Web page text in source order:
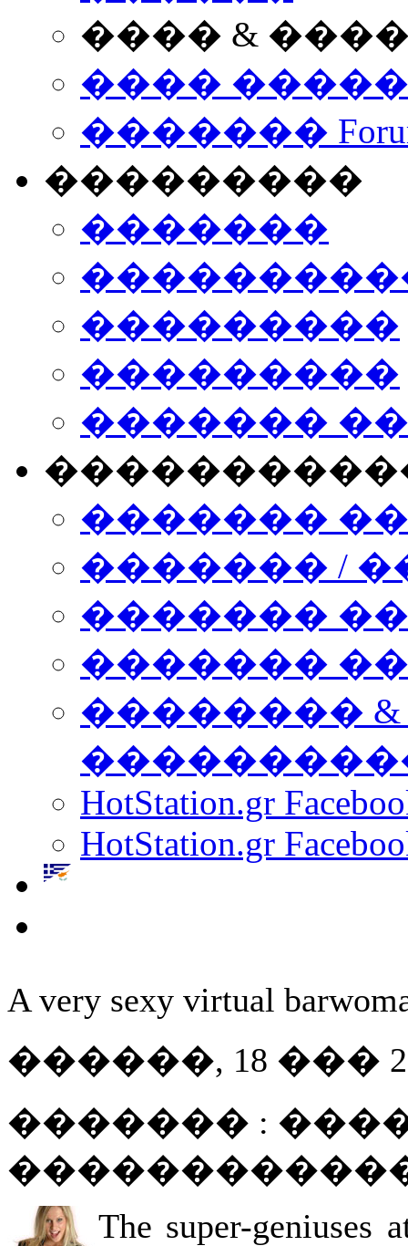
���� &
����
�������
���������
�������
���������
���������
�������
�������
������� /
�������
������� ���
��������
HotStation.gr
HotStation.gr
A very sexy virtual
������, 18 ���
������� :
The super-geniuses